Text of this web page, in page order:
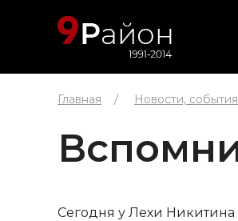
Главная Новости, события
Сегодня у Лехи